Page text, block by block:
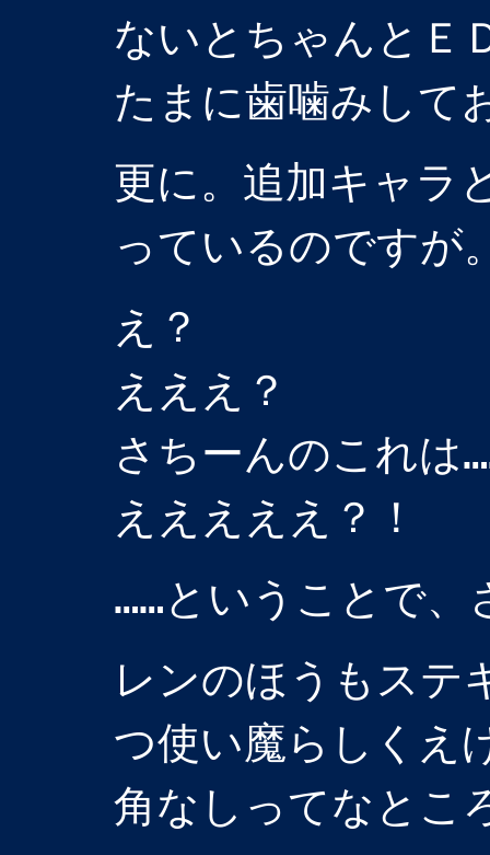
ないとちゃんとＥ
たまに歯噛みして
更に。追加キャラ
っているのですが
え？
えええ？
さちーんのこれは
えええええ？！
……ということで、
レンのほうもステ
つ使い魔らしくえ
角なしってなとこ